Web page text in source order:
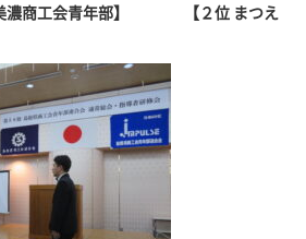
美濃商工会青年部】 【２位 まつえ